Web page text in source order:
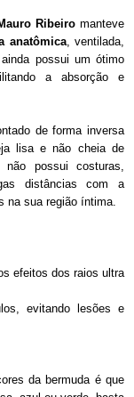
Ribeiro manteve
anatômica, ventilada,
possui um ótimo
a absorção e
de forma inversa
lisa e não cheia de
possui costuras,
distâncias com a
na sua região íntima.
efeitos dos raios ultra
evitando lesões e
da bermuda é que